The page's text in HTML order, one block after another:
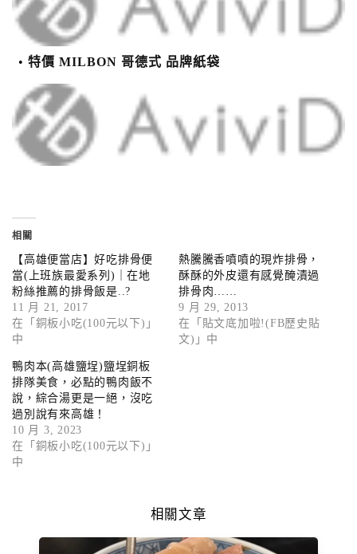
特價 MILBON 哥德式 品牌紙袋
相關
【高雄便當店】好吃排骨便
當(上班族最愛系列)｜在地
粉絲推薦的排骨飯是..?
11 月 21, 2017
在「銅板小吃(100元以下)」
中
熱騰騰香噴噴的現炸排骨，
酥酥的外皮還有感覺醃漬過
排骨肉……
9 月 29, 2013
在「貼文底加啦!(FB歷史貼
文)」中
鴨肉本(高雄鹽埕)鹽埕銅板
排隊美食，必點的鴨肉飯不
說，綜合湯更是一絕，沒吃
過別說有來高雄！
10 月 3, 2023
在「銅板小吃(100元以下)」
中
相關文章